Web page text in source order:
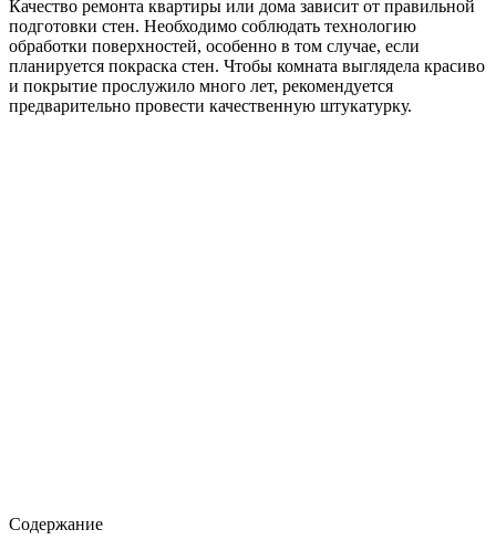
Качество ремонта квартиры или дома зависит от правильной
подготовки стен. Необходимо соблюдать технологию
обработки поверхностей, особенно в том случае, если
планируется покраска стен. Чтобы комната выглядела красиво
и покрытие прослужило много лет, рекомендуется
предварительно провести качественную штукатурку.
Содержание